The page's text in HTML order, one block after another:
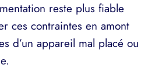
reste plus fiable
ces contraintes en amont
d’un appareil mal placé ou